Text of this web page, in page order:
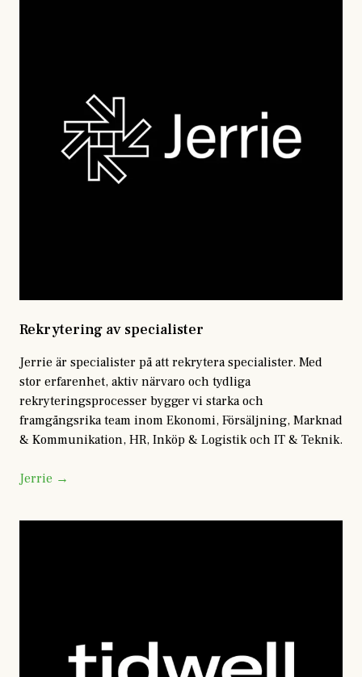
Rekrytering av specialister
Jerrie är specialister på att rekrytera specialister. Med
stor erfarenhet, aktiv närvaro och tydliga
rekryteringsprocesser bygger vi starka och
framgångsrika team inom Ekonomi, Försäljning, Marknad
& Kommunikation, HR, Inköp & Logistik och IT & Teknik.
Jerrie →